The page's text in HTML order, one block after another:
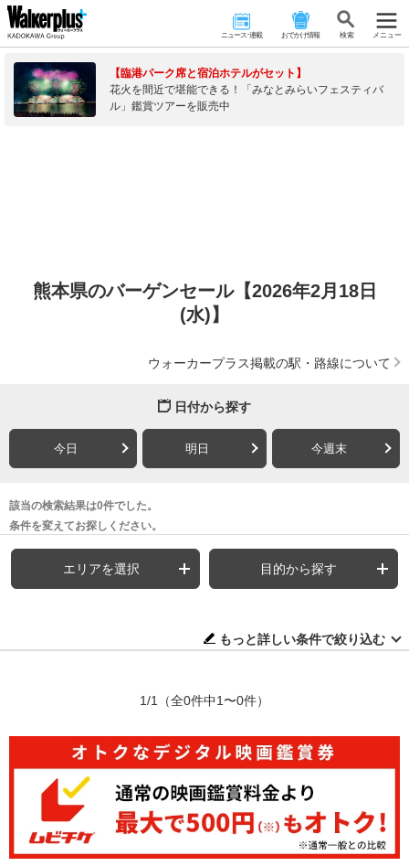
ニュース･連載 おでかけ情報 検 索 メニュー
【臨港パーク席と宿泊ホテルがセット】
花火を間近で堪能できる！「みなとみらいフェスティバ
ル」鑑賞ツアーを販売中
熊本県のバーゲンセール【2026年2月18日
(水)】
ウォーカープラス掲載の駅・路線について
日付から探す
今日 明日 今週末
該当の検索結果は0件でした。
条件を変えてお探しください。
エリアを選択 目的から探す
もっと詳しい条件で絞り込む
1/1 （全0件中1〜0件）